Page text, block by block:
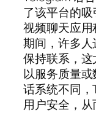
了该平台的
视频聊天应
期间，许多
保持联系，
以服务质量
话系统不同，
用户安全，从